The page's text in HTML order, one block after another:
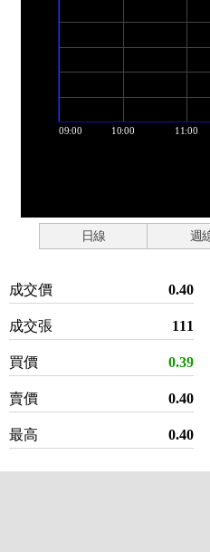
日線 週
成交價 0.40
成交張 111
買價 0.39
賣價 0.40
最高 0.40